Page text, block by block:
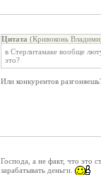
Цитата (Кривоконь
в Стерлитамаке вообще
это?
Или конкурентов
Господа, а не факт, что это
зарабатывать деньги.